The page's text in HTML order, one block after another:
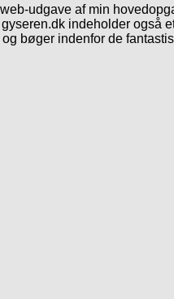
udgave af min
indeholder også
bøger indenfor de